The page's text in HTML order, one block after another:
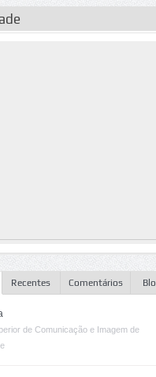
Recentes Comentários
de Comunicação e Imagem de